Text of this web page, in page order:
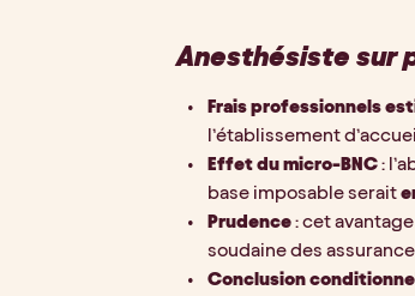
Anesthésiste sur
Frais professionnels
l’établissement
Effet du micro-BNC :
base imposable serait
Prudence : cet
soudaine des
Conclusion